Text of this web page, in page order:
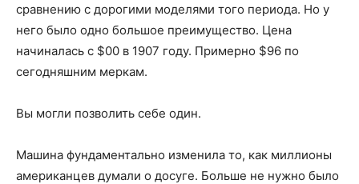
сравнению с дорогими моделями того периода. Но у
него было одно большое преимущество. Цена
начиналась с $00 в 1907 году. Примерно $96 по
сегодняшним меркам.
Вы могли позволить себе один.
Машина фундаментально изменила то, как миллионы
американцев думали о досуге. Больше не нужно было